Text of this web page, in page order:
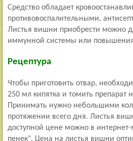
Средство обладает
противовоспалительными,
Листья вишни приобрести можно
иммунной системы или повышения
Рецептура
Чтобы приготовить отвар,
250 мл кипятка и томить препарат
Принимать нужно небольшими
протяжении всего дня. Листья
доступной цене можно в
пенек". Цена на листья вишни